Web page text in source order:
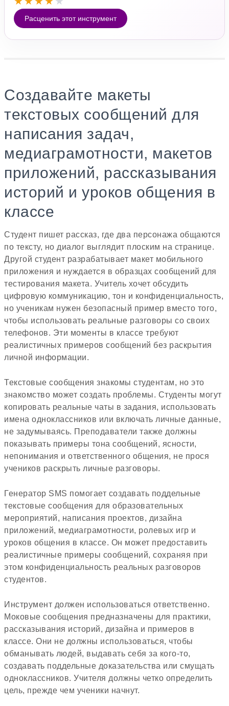
Расценить этот инструмент
Создавайте макеты
текстовых сообщений для
написания задач,
медиаграмотности, макетов
приложений, рассказывания
историй и уроков общения в
классе
Студент пишет рассказ, где два персонажа общаются
по тексту, но диалог выглядит плоским на странице.
Другой студент разрабатывает макет мобильного
приложения и нуждается в образцах сообщений для
тестирования макета. Учитель хочет обсудить
цифровую коммуникацию, тон и конфиденциальность,
но ученикам нужен безопасный пример вместо того,
чтобы использовать реальные разговоры со своих
телефонов. Эти моменты в классе требуют
реалистичных примеров сообщений без раскрытия
личной информации.
Текстовые сообщения знакомы студентам, но это
знакомство может создать проблемы. Студенты могут
копировать реальные чаты в задания, использовать
имена одноклассников или включать личные данные,
не задумываясь. Преподаватели также должны
показывать примеры тона сообщений, ясности,
непонимания и ответственного общения, не прося
учеников раскрыть личные разговоры.
Генератор SMS помогает создавать поддельные
текстовые сообщения для образовательных
мероприятий, написания проектов, дизайна
приложений, медиаграмотности, ролевых игр и
уроков общения в классе. Он может предоставить
реалистичные примеры сообщений, сохраняя при
этом конфиденциальность реальных разговоров
студентов.
Инструмент должен использоваться ответственно.
Моковые сообщения предназначены для практики,
рассказывания историй, дизайна и примеров в
классе. Они не должны использоваться, чтобы
обманывать людей, выдавать себя за кого-то,
создавать поддельные доказательства или смущать
одноклассников. Учителя должны четко определить
цель, прежде чем ученики начнут.